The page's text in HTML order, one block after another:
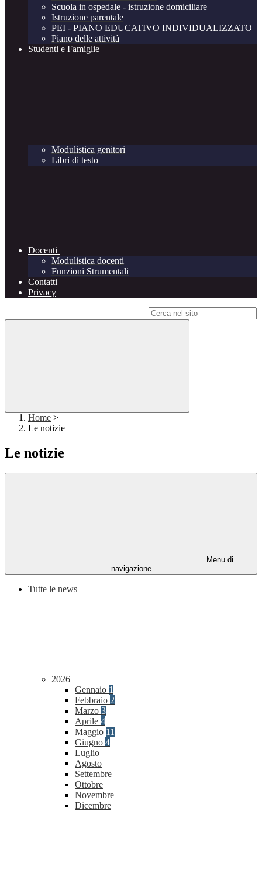
Scuola in ospedale - istruzione domiciliare
Istruzione parentale
PEI - PIANO EDUCATIVO INDIVIDUALIZZATO
Piano delle attività
Studenti e Famiglie
Modulistica genitori
Libri di testo
Docenti
Modulistica docenti
Funzioni Strumentali
Contatti
Privacy
Home >
Le notizie
Le notizie
Menu di
navigazione
Tutte le news
2026
Gennaio 1
Febbraio 2
Marzo 3
Aprile 4
Maggio 11
Giugno 4
Luglio
Agosto
Settembre
Ottobre
Novembre
Dicembre